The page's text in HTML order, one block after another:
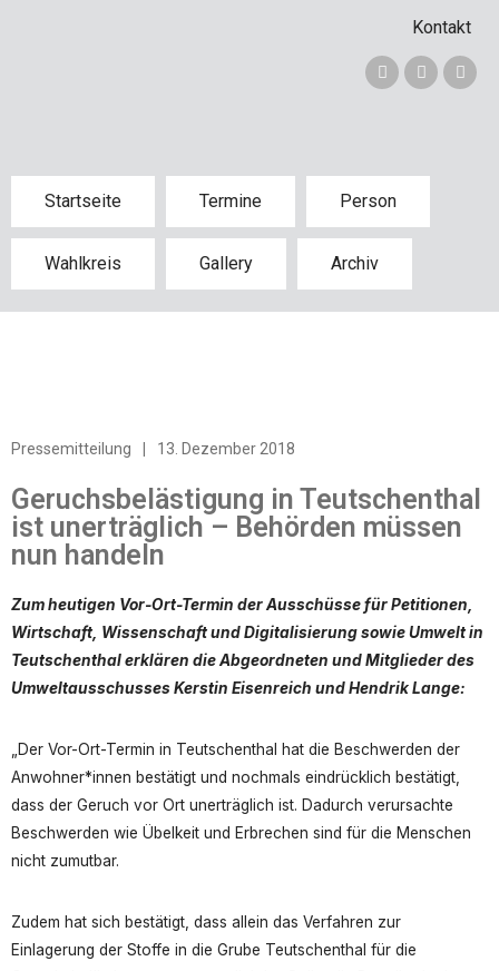
Kontakt
Startseite Termine Person
Wahlkreis Gallery Archiv
Pressemitteilung 13. Dezember 2018
Geruchsbelästigung in Teutschenthal
ist unerträglich – Behörden müssen
nun handeln
Zum heutigen Vor-Ort-Termin der Ausschüsse für Petitionen,
Wirtschaft, Wissenschaft und Digitalisierung sowie Umwelt in
Teutschenthal erklären die Abgeordneten und Mitglieder des
Umweltausschusses Kerstin Eisenreich und Hendrik Lange:
„Der Vor-Ort-Termin in Teutschenthal hat die Beschwerden der
Anwohner*innen bestätigt und nochmals eindrücklich bestätigt,
dass der Geruch vor Ort unerträglich ist. Dadurch verursachte
Beschwerden wie Übelkeit und Erbrechen sind für die Menschen
nicht zumutbar.
Zudem hat sich bestätigt, dass allein das Verfahren zur
Einlagerung der Stoffe in die Grube Teutschenthal für die